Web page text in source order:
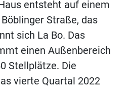
entsteht auf einem
Straße, das
sich La Bo. Das
einen Außenbereich
Stellplätze. Die
vierte Quartal 2022